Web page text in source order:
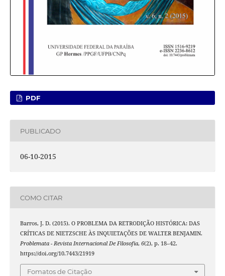
PDF
PUBLICADO
06-10-2015
COMO CITAR
Barros, J. D. (2015). O PROBLEMA DA RETRODIÇÃO HISTÓRICA: DAS
CRÍTICAS DE NIETZSCHE ÀS INQUIETAÇÕES DE WALTER BENJAMIN.
Problemata - Revista Internacional De Filosofia, 6(2), p. 18–42.
https://doi.org/10.7443/21919
Fomatos de Citação